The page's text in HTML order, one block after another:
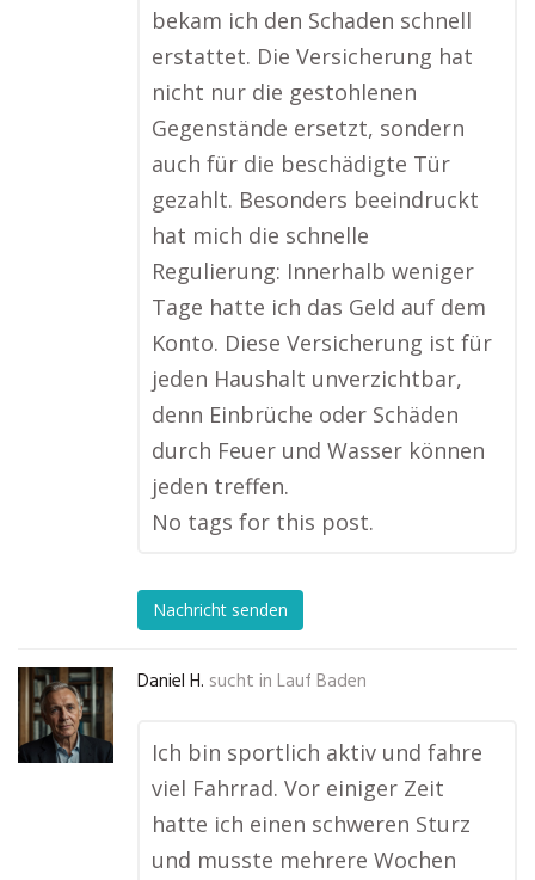
bekam ich den Schaden schnell
erstattet. Die Versicherung hat
nicht nur die gestohlenen
Gegenstände ersetzt, sondern
auch für die beschädigte Tür
gezahlt. Besonders beeindruckt
hat mich die schnelle
Regulierung: Innerhalb weniger
Tage hatte ich das Geld auf dem
Konto. Diese Versicherung ist für
jeden Haushalt unverzichtbar,
denn Einbrüche oder Schäden
durch Feuer und Wasser können
jeden treffen.
No tags for this post.
Nachricht senden
Daniel H. sucht in Lauf Baden
Ich bin sportlich aktiv und fahre
viel Fahrrad. Vor einiger Zeit
hatte ich einen schweren Sturz
und musste mehrere Wochen